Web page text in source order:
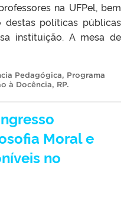
na UFPel, bem
políticas públicas
instituição. A mesa de
Pedagógica, Programa
à Docência, RP.
Moral e
no